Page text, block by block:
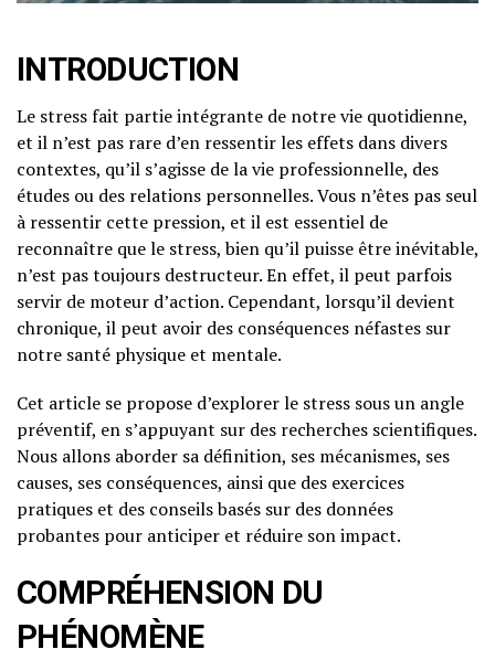
INTRODUCTION
Le stress fait partie intégrante de notre vie quotidienne,
et il n’est pas rare d’en ressentir les effets dans divers
contextes, qu’il s’agisse de la vie professionnelle, des
études ou des relations personnelles. Vous n’êtes pas seul
à ressentir cette pression, et il est essentiel de
reconnaître que le stress, bien qu’il puisse être inévitable,
n’est pas toujours destructeur. En effet, il peut parfois
servir de moteur d’action. Cependant, lorsqu’il devient
chronique, il peut avoir des conséquences néfastes sur
notre santé physique et mentale.
Cet article se propose d’explorer le stress sous un angle
préventif, en s’appuyant sur des recherches scientifiques.
Nous allons aborder sa définition, ses mécanismes, ses
causes, ses conséquences, ainsi que des exercices
pratiques et des conseils basés sur des données
probantes pour anticiper et réduire son impact.
COMPRÉHENSION DU
PHÉNOMÈNE